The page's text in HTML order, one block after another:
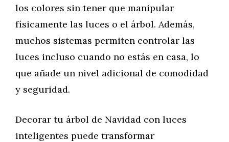
los colores sin tener que manipular
físicamente las luces o el árbol. Además,
muchos sistemas permiten controlar las
luces incluso cuando no estás en casa, lo
que añade un nivel adicional de comodidad
y seguridad.
Decorar tu árbol de Navidad con luces
inteligentes puede transformar